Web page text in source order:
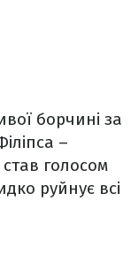
борчині за
–
став голосом
руйнує всі